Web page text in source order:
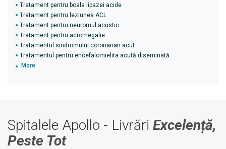
Tratament pentru boala lipazei acide
Tratament pentru leziunea ACL
Tratament pentru neuromul acustic
Tratament pentru acromegalie
Tratamentul sindromului coronarian acut
Tratamentul pentru encefalomielita acută diseminată
More
Spitalele Apollo - Livrări Excelență,
Peste Tot